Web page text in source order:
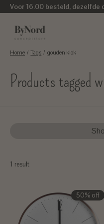
Voor 16.00 besteld, dezelfde
Home / Tags / gouden klok
Products tagged
1 result
50% off